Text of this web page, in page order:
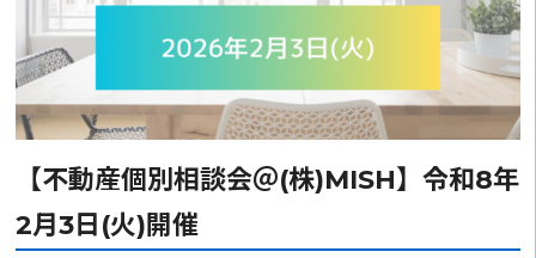
【不動産個別相談会＠(株)MISH】令和8年
2月3日(火)開催